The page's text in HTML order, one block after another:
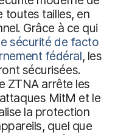
toutes tailles, en
Grâce à ce qui
sécurité de facto
fédéral, les
sécurisées.
ZTNA arrête les
MitM et le
la protection
quel que